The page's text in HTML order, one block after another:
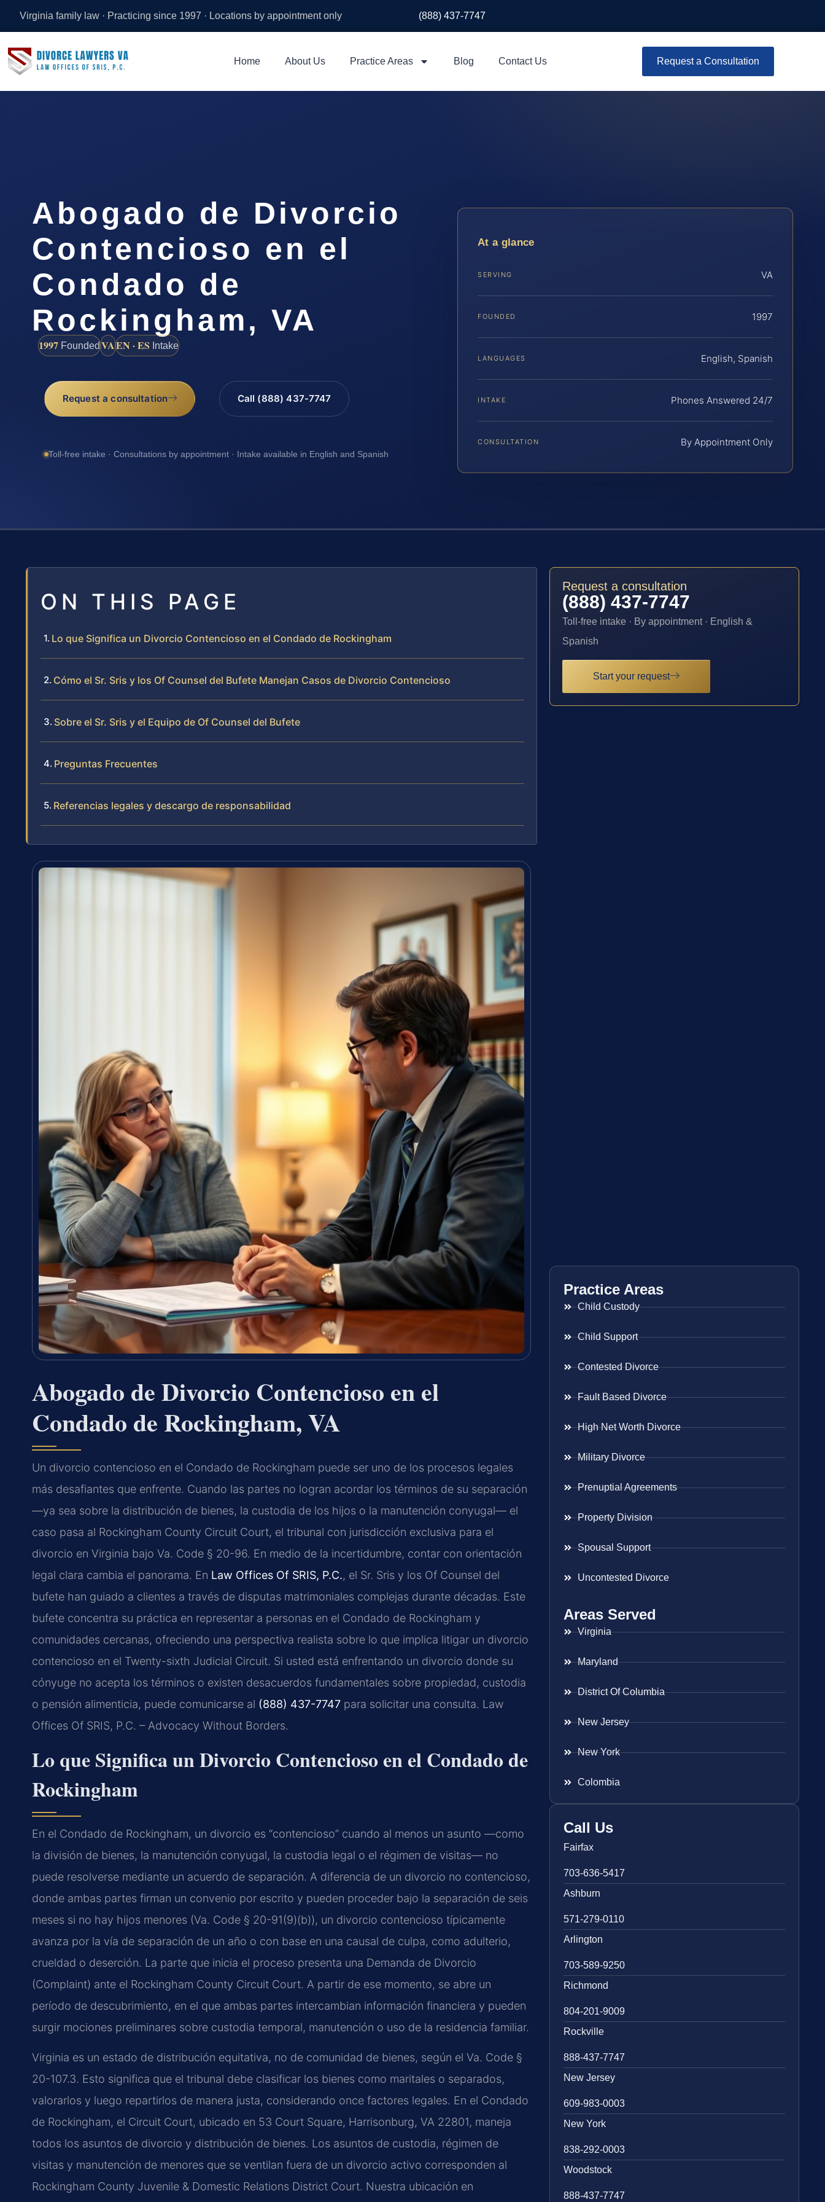
Virginia family law · Practicing since 1997 · Locations by appointment only (888) 437-7747
Home About Us Practice Areas Blog Contact Us Request a Consultation
Abogado de Divorcio
Contencioso en el
Condado de
Rockingham, VA
1997 FoundedVAEN · ES Intake
Request a consultation Call (888) 437-7747
Toll-free intake · Consultations by appointment · Intake available in English and Spanish
At a glance
SERVING VA
FOUNDED 1997
LANGUAGES English, Spanish
INTAKE Phones Answered 24/7
CONSULTATION By Appointment Only
ON THIS PAGE
Lo que Significa un Divorcio Contencioso en el Condado de Rockingham
Cómo el Sr. Sris y los Of Counsel del Bufete Manejan Casos de Divorcio Contencioso
Sobre el Sr. Sris y el Equipo de Of Counsel del Bufete
Preguntas Frecuentes
Referencias legales y descargo de responsabilidad
Abogado de Divorcio Contencioso en el
Condado de Rockingham, VA
Un divorcio contencioso en el Condado de Rockingham puede ser uno de los procesos legales
más desafiantes que enfrente. Cuando las partes no logran acordar los términos de su separación
—ya sea sobre la distribución de bienes, la custodia de los hijos o la manutención conyugal— el
caso pasa al Rockingham County Circuit Court, el tribunal con jurisdicción exclusiva para el
divorcio en Virginia bajo Va. Code § 20-96. En medio de la incertidumbre, contar con orientación
legal clara cambia el panorama. En Law Offices Of SRIS, P.C., el Sr. Sris y los Of Counsel del
bufete han guiado a clientes a través de disputas matrimoniales complejas durante décadas. Este
bufete concentra su práctica en representar a personas en el Condado de Rockingham y
comunidades cercanas, ofreciendo una perspectiva realista sobre lo que implica litigar un divorcio
contencioso en el Twenty-sixth Judicial Circuit. Si usted está enfrentando un divorcio donde su
cónyuge no acepta los términos o existen desacuerdos fundamentales sobre propiedad, custodia
o pensión alimenticia, puede comunicarse al (888) 437-7747 para solicitar una consulta. Law
Offices Of SRIS, P.C. – Advocacy Without Borders.
Lo que Significa un Divorcio Contencioso en el Condado de
Rockingham
En el Condado de Rockingham, un divorcio es “contencioso” cuando al menos un asunto —como
la división de bienes, la manutención conyugal, la custodia legal o el régimen de visitas— no
puede resolverse mediante un acuerdo de separación. A diferencia de un divorcio no contencioso,
donde ambas partes firman un convenio por escrito y pueden proceder bajo la separación de seis
meses si no hay hijos menores (Va. Code § 20-91(9)(b)), un divorcio contencioso típicamente
avanza por la vía de separación de un año o con base en una causal de culpa, como adulterio,
crueldad o deserción. La parte que inicia el proceso presenta una Demanda de Divorcio
(Complaint) ante el Rockingham County Circuit Court. A partir de ese momento, se abre un
período de descubrimiento, en el que ambas partes intercambian información financiera y pueden
surgir mociones preliminares sobre custodia temporal, manutención o uso de la residencia familiar.
Virginia es un estado de distribución equitativa, no de comunidad de bienes, según el Va. Code §
20-107.3. Esto significa que el tribunal debe clasificar los bienes como maritales o separados,
valorarlos y luego repartirlos de manera justa, considerando once factores legales. En el Condado
de Rockingham, el Circuit Court, ubicado en 53 Court Square, Harrisonburg, VA 22801, maneja
todos los asuntos de divorcio y distribución de bienes. Los asuntos de custodia, régimen de
visitas y manutención de menores que se ventilan fuera de un divorcio activo corresponden al
Rockingham County Juvenile & Domestic Relations District Court. Nuestra ubicación en
Request a consultation
(888) 437-7747
Toll-free intake · By appointment · English &
Spanish
Start your request
Practice Areas
Child Custody
Child Support
Contested Divorce
Fault Based Divorce
High Net Worth Divorce
Military Divorce
Prenuptial Agreements
Property Division
Spousal Support
Uncontested Divorce
Areas Served
Virginia
Maryland
District Of Columbia
New Jersey
New York
Colombia
Call Us
Fairfax
703-636-5417
Ashburn
571-279-0110
Arlington
703-589-9250
Richmond
804-201-9009
Rockville
888-437-7747
New Jersey
609-983-0003
New York
838-292-0003
Woodstock
888-437-7747